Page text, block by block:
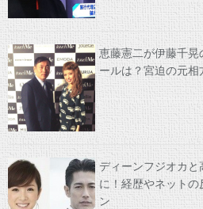
恵藤憲二が伊藤千晃
ールは？宮迫の元相
ディーンフジオカと
に！経歴やネットの
ン